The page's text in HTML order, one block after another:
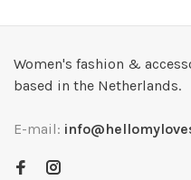
Women's fashion &
based in the Netherlands.
E-mail: